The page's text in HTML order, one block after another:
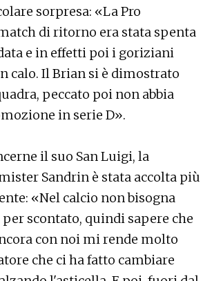
sorpresa: «La Pro
di ritorno era stata spenta
e in effetti poi i goriziani
calo. Il Brian si è dimostrato
peccato poi non abbia
in serie D».
il suo San Luigi, la
Sandrin è stata accolta più
«Nel calcio non bisogna
scontato, quindi sapere che
con noi mi rende molto
che ci ha fatto cambiare